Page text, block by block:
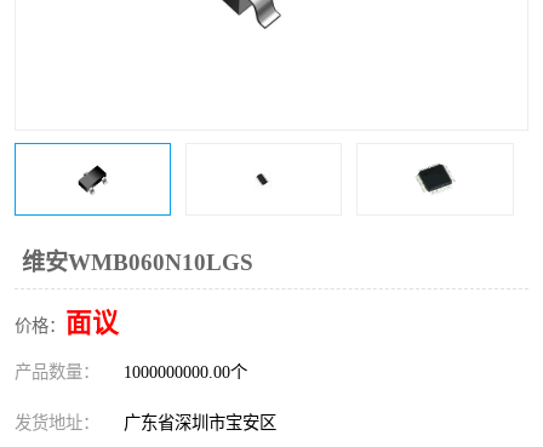
维安WMB060N10LGS
价格： 面议
产品数量： 1000000000.00个
发货地址： 广东省深圳市宝安区
FT61F022
FT61F021